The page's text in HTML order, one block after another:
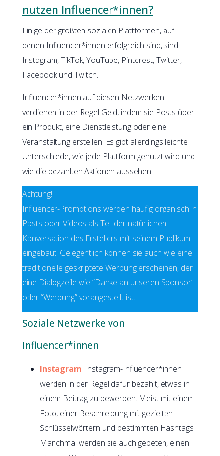
nutzen Influencer*innen?
Einige der größten sozialen Plattformen, auf
denen Influencer*innen erfolgreich sind, sind
Instagram, TikTok, YouTube, Pinterest, Twitter,
Facebook und Twitch.
Influencer*innen auf diesen Netzwerken
verdienen in der Regel Geld, indem sie Posts über
ein Produkt, eine Dienstleistung oder eine
Veranstaltung erstellen. Es gibt allerdings leichte
Unterschiede, wie jede Plattform genutzt wird und
wie die bezahlten Aktionen aussehen.
Achtung!
Influencer-Promotions werden häufig organisch in
Posts oder Videos als Teil der natürlichen
Konversation des Erstellers mit seinem Publikum
eingebaut. Gelegentlich können sie auch wie eine
traditionelle geskriptete Werbung erscheinen, der
eine Dialogzeile wie “Danke an unseren Sponsor”
oder “Werbung” vorangestellt ist.
Soziale Netzwerke von
Influencer*innen
Instagram: Instagram-Influencer*innen
werden in der Regel dafür bezahlt, etwas in
einem Beitrag zu bewerben. Meist mit einem
Foto, einer Beschreibung mit gezielten
Schlüsselwörtern und bestimmten Hashtags.
Manchmal werden sie auch gebeten, einen